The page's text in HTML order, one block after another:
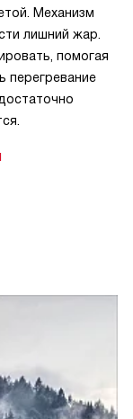
Механизм
лишний жар.
помогая
перегревание